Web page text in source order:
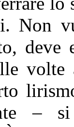
Non
deve
volte
–